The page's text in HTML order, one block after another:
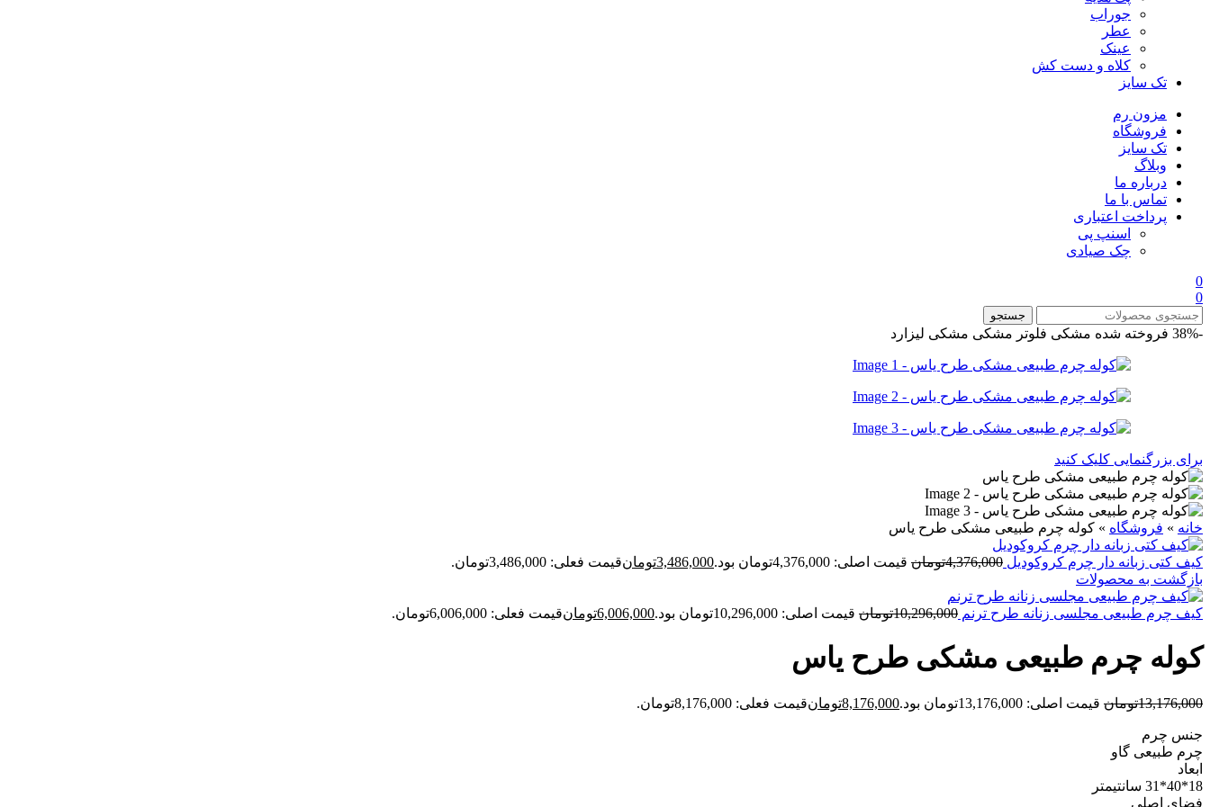
جوراب
عطر
عینک
کلاه و دست کش
تک سایز
مزون رم
فروشگاه
تک سایز
وبلاگ
درباره ما
تماس با ما
پرداخت اعتباری
اسنپ پی
چک صیادی
0
0
جستجو
-38% فروخته شده مشکی فلوتر مشکی مشکی لیزارد
برای بزرگنمایی کلیک کنید
خانه » فروشگاه » کوله چرم طبیعی مشکی طرح یاس
کیف کتی زبانه دار چرم کروکودیل 4,376,000تومان قیمت اصلی: 4,376,000تومان بود. 3,486,000تومانقیمت فعلی: 3,486,000تومان.
بازگشت به محصولات
کیف چرم طبیعی مجلسی زنانه طرح ترنم 10,296,000تومان قیمت اصلی: 10,296,000تومان بود. 6,006,000تومانقیمت فعلی: 6,006,000تومان.
کوله چرم طبیعی مشکی طرح یاس
13,176,000تومان قیمت اصلی: 13,176,000تومان بود. 8,176,000تومانقیمت فعلی: 8,176,000تومان.
جنس چرم
چرم طبیعی گاو
ابعاد
18*40*31 سانتیمتر
فضای اصلی